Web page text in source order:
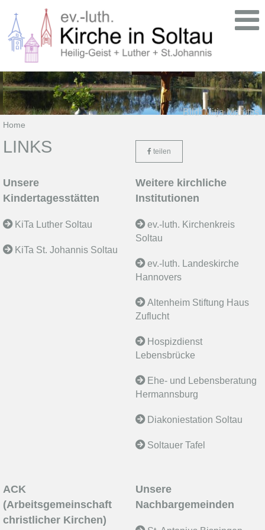
Bild: Mitja Matuttis
Home
LINKS teilen
Unsere
Kindertagesstätten
KiTa Luther Soltau
KiTa St. Johannis Soltau
Weitere kirchliche
Institutionen
ev.-luth. Kirchenkreis
Soltau
ev.-luth. Landeskirche
Hannovers
Altenheim Stiftung Haus
Zuflucht
Hospizdienst
Lebensbrücke
Ehe- und Lebensberatung
Hermannsburg
Diakoniestation Soltau
Soltauer Tafel
ACK
(Arbeitsgemeinschaft
christlicher Kirchen)
Unsere
Nachbargemeinden